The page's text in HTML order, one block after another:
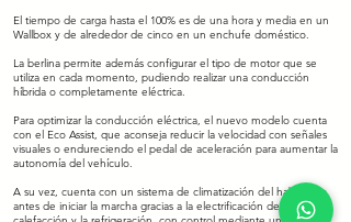
El tiempo de carga hasta el 100% es de una hora y media en un
Wallbox y de alrededor de cinco en un enchufe doméstico.
La berlina permite además configurar el tipo de motor que se
utiliza en cada momento, pudiendo realizar una conducción
híbrida o completamente eléctrica.
Para optimizar la conducción eléctrica, el nuevo modelo cuenta
con el Eco Assist, que aconseja reducir la velocidad con señales
visuales o endureciendo el pedal de aceleración para aumentar la
autonomía del vehículo.
A su vez, cuenta con un sistema de climatización del habitáculo
antes de iniciar la marcha gracias a la electrificación de la